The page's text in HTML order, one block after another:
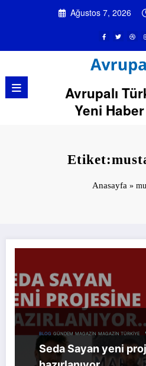
Ağustos 7, 2026
Avrupalı
Yeni
Anasayfa »
BLOG GÜNDEM MAGAZIN MAGAZIN TÜRKIYE
Seda Sayan yeni